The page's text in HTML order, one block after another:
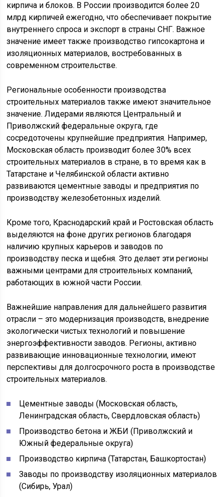
кирпича и блоков. В России производится более 20
млрд кирпичей ежегодно, что обеспечивает покрытие
внутреннего спроса и экспорт в страны СНГ. Важное
значение имеет также производство гипсокартона и
изоляционных материалов, востребованных в
современном строительстве.
Региональные особенности производства
строительных материалов также имеют значительное
значение. Лидерами являются Центральный и
Приволжский федеральные округа, где
сосредоточены крупнейшие предприятия. Например,
Московская область производит более 30% всех
строительных материалов в стране, в то время как в
Татарстане и Челябинской области активно
развиваются цементные заводы и предприятия по
производству железобетонных изделий.
Кроме того, Краснодарский край и Ростовская область
выделяются на фоне других регионов благодаря
наличию крупных карьеров и заводов по
производству песка и щебня. Это делает эти регионы
важными центрами для строительных компаний,
работающих в южной части России.
Важнейшие направления для дальнейшего развития
отрасли – это модернизация производств, внедрение
экологически чистых технологий и повышение
энергоэффективности заводов. Регионы, активно
развивающие инновационные технологии, имеют
перспективы для долгосрочного роста в производстве
строительных материалов.
Цементные заводы (Московская область,
Ленинградская область, Свердловская область)
Производство бетона и ЖБИ (Приволжский и
Южный федеральные округа)
Производство кирпича (Татарстан, Башкортостан)
Заводы по производству изоляционных материалов
(Сибирь, Урал)